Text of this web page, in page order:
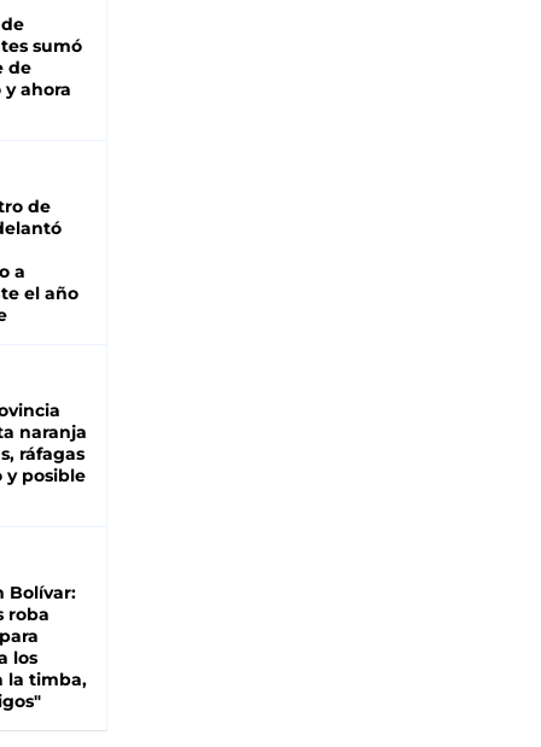
sumó
de
y ahora
de
a
el año
naranja
ráfagas
y posible
Bolívar:
roba
los
la timba,